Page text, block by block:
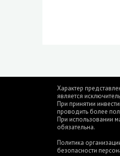
Характер
является
При принятии
проводить более
При использовании
обязательна.
Политика
безопасности